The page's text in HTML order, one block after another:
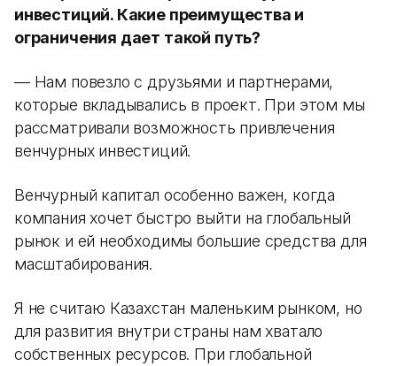
инвестиций. Какие преимущества и
ограничения дает такой путь?
— Нам повезло с друзьями и партнерами,
которые вкладывались в проект. При этом мы
рассматривали возможность привлечения
венчурных инвестиций.
Венчурный капитал особенно важен, когда
компания хочет быстро выйти на глобальный
рынок и ей необходимы большие средства для
масштабирования.
Я не считаю Казахстан маленьким рынком, но
для развития внутри страны нам хватало
собственных ресурсов. При глобальной